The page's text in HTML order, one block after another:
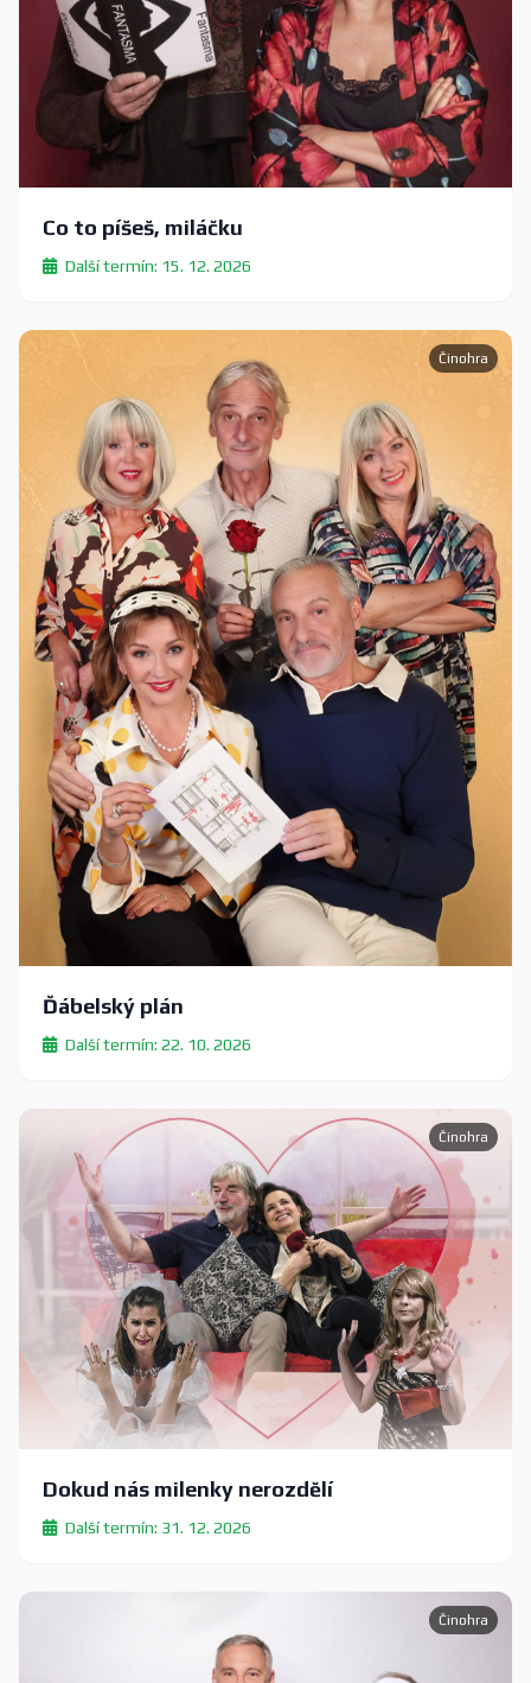
Co to píšeš, miláčku
Další termín: 15. 12. 2026
Činohra
Ďábelský plán
Další termín: 22. 10. 2026
Činohra
Dokud nás milenky nerozdělí
Další termín: 31. 12. 2026
Činohra